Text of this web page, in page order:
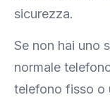
sicurezza.
Se non hai uno
normale
telefono fisso o